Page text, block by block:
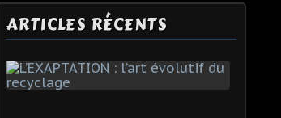
ARTICLES RÉCENTS